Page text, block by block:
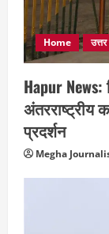
Home
Hapur
अंतरराष्ट्रीय
प्रदर्शन
Megha